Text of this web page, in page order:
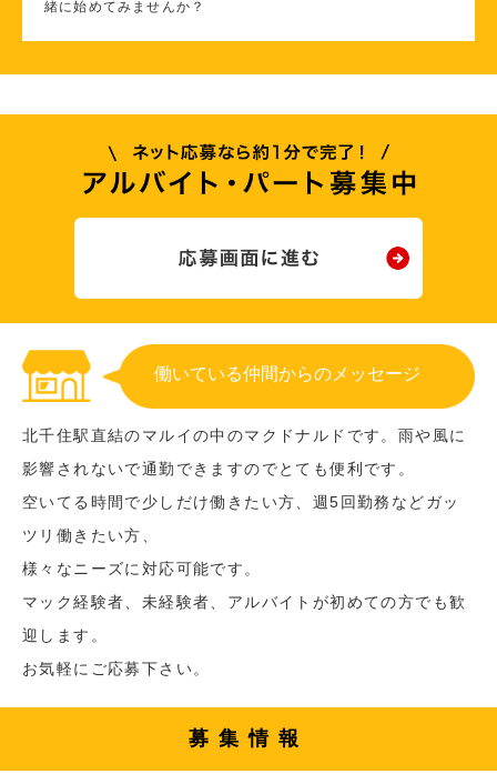
緒に始めてみませんか？
働いている仲間からのメッセージ
北千住駅直結のマルイの中のマクドナルドです。雨や風に
影響されないで通勤できますのでとても便利です。
空いてる時間で少しだけ働きたい方、週5回勤務などガッ
ツリ働きたい方、
様々なニーズに対応可能です。
マック経験者、未経験者、アルバイトが初めての方でも歓
迎します。
お気軽にご応募下さい。
募集情報